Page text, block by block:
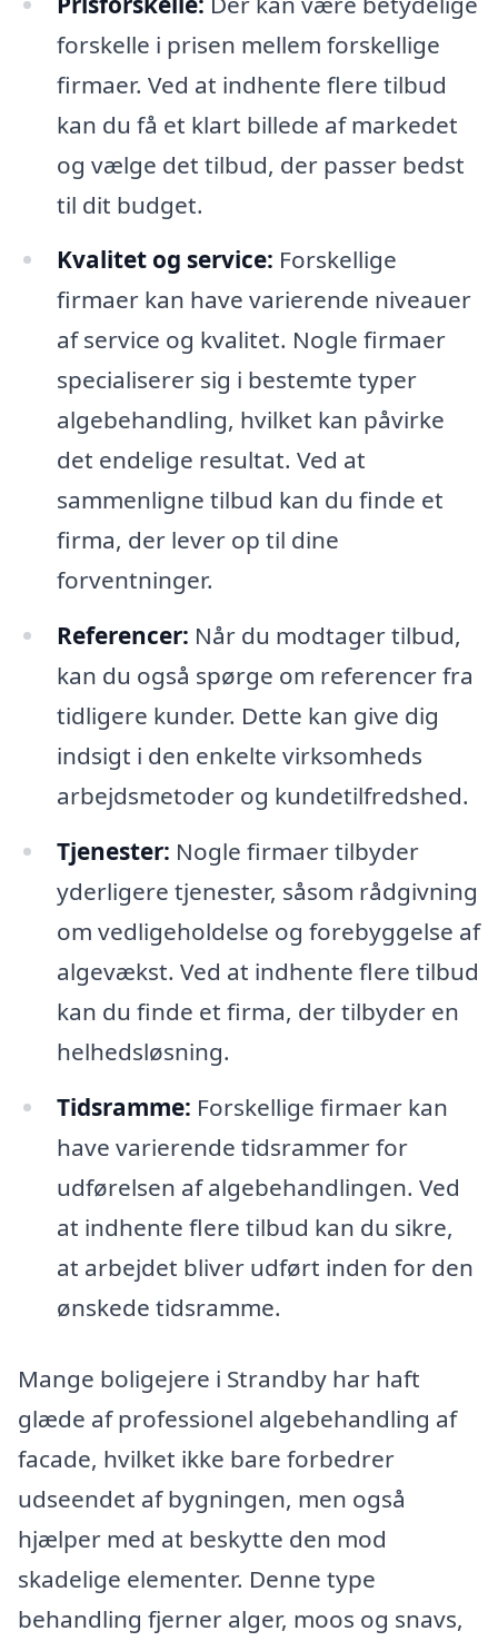
forskelle i prisen mellem forskellige
firmaer. Ved at indhente flere tilbud
kan du få et klart billede af markedet
og vælge det tilbud, der passer bedst
til dit budget.
Kvalitet og service: Forskellige
firmaer kan have varierende niveauer
af service og kvalitet. Nogle firmaer
specialiserer sig i bestemte typer
algebehandling, hvilket kan påvirke
det endelige resultat. Ved at
sammenligne tilbud kan du finde et
firma, der lever op til dine
forventninger.
Referencer: Når du modtager tilbud,
kan du også spørge om referencer fra
tidligere kunder. Dette kan give dig
indsigt i den enkelte virksomheds
arbejdsmetoder og kundetilfredshed.
Tjenester: Nogle firmaer tilbyder
yderligere tjenester, såsom rådgivning
om vedligeholdelse og forebyggelse af
algevækst. Ved at indhente flere tilbud
kan du finde et firma, der tilbyder en
helhedsløsning.
Tidsramme: Forskellige firmaer kan
have varierende tidsrammer for
udførelsen af algebehandlingen. Ved
at indhente flere tilbud kan du sikre,
at arbejdet bliver udført inden for den
ønskede tidsramme.
Mange boligejere i Strandby har haft
glæde af professionel algebehandling af
facade, hvilket ikke bare forbedrer
udseendet af bygningen, men også
hjælper med at beskytte den mod
skadelige elementer. Denne type
behandling fjerner alger, moos og snavs,